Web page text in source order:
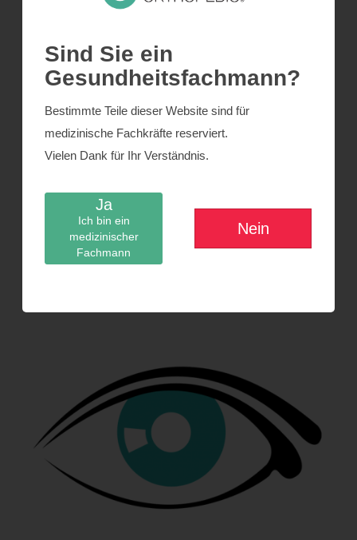
Sind Sie ein
Gesundheitsfachmann?
Bestimmte Teile dieser Website sind für
medizinische Fachkräfte reserviert.
Vielen Dank für Ihr Verständnis.
Ja
Ich bin ein
medizinischer
Fachmann
Nein